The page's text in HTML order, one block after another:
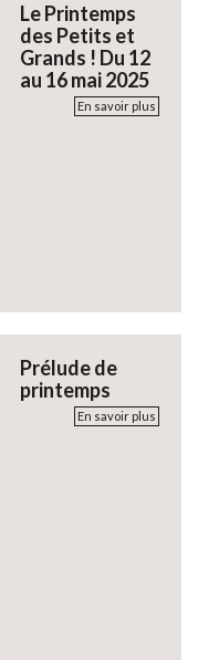
Le Printemps
des Petits et
Grands ! Du 12
au 16 mai 2025
En savoir plus
Prélude de
printemps
En savoir plus